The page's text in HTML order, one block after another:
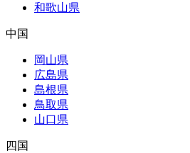
和歌山県
中国
岡山県
広島県
島根県
鳥取県
山口県
四国